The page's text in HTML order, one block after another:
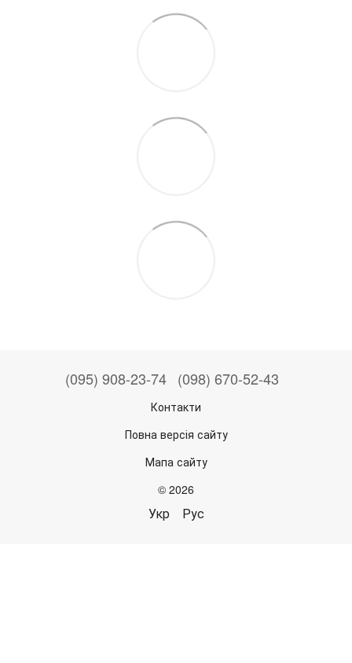
(095) 908-23-74 (098) 670-52-43
Контакти
Повна версія сайту
Мапа сайту
© 2026
Укр Рус